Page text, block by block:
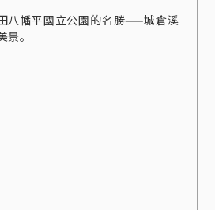
八幡平國立公園的名勝——城倉溪
。